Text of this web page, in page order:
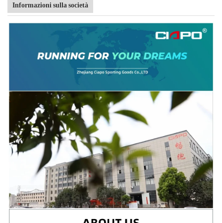
Informazioni sulla società